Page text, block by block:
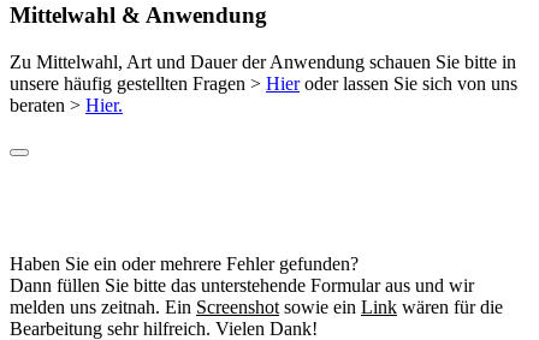
Mittelwahl & Anwendung
Zu Mittelwahl, Art und Dauer der Anwendung schauen Sie bitte in
unsere häufig gestellten Fragen > Hieroder lassen Sie sich von uns
beraten > Hier.
Haben Sie ein oder mehrere Fehler gefunden?
Dann füllen Sie bitte das unterstehende Formular aus und wir
melden uns zeitnah. Ein Screenshot sowie ein Link wären für die
Bearbeitung sehr hilfreich. Vielen Dank!